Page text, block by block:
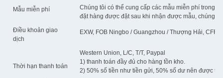
Mẫu miễn phí
Chúng tôi có thể cung cấp các mẫu miễn phí trong
đặt hàng được đặt sau khi nhận được mẫu, chúng
Điều khoản giao
dịch
EXW, FOB Ningbo / Guangzhou / Thượng Hải, CFR,
Thời hạn thanh toán
Western Union, L/C, T/T, Paypal
1) thanh toán đầy đủ cho hàng tồn kho.
2) 50% số tiền như tiền gửi, 50% số dư nên được